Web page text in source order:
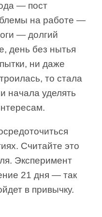
— пост
на работе —
— долгий
день без нытья
ни даже
то стала
начала уделять
Считайте это
Эксперимент
21 дня — так
в привычку.